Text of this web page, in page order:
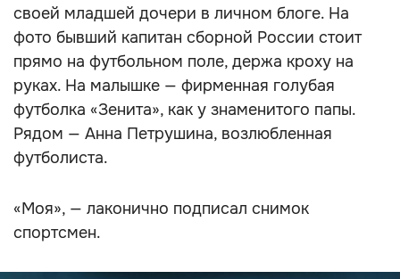
своей младшей дочери в личном блоге. На
фото бывший капитан сборной России стоит
прямо на футбольном поле, держа кроху на
руках. На малышке — фирменная голубая
футболка «Зенита», как у знаменитого папы.
Рядом — Анна Петрушина, возлюбленная
футболиста.
«Моя», — лаконично подписал снимок
спортсмен.